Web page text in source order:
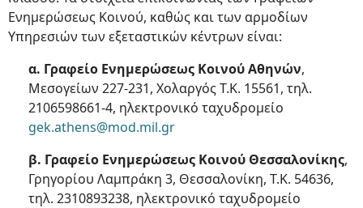
Ενημερώσεως Κοινού, καθώς και των αρμοδίων
Υπηρεσιών των εξεταστικών κέντρων είναι:
α. Γραφείο Ενημερώσεως Κοινού Αθηνών,
Μεσογείων 227-231, Χολαργός Τ.Κ. 15561, τηλ.
2106598661-4, ηλεκτρονικό ταχυδρομείο
gek.athens@mod.mil.gr
β. Γραφείο Ενημερώσεως Κοινού Θεσσαλονίκης,
Γρηγορίου Λαμπράκη 3, Θεσσαλονίκη, Τ.Κ. 54636,
τηλ. 2310893238, ηλεκτρονικό ταχυδρομείο